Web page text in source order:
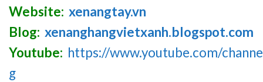
Website: xenangtay.vn
Blog: xenanghangvietxanh.blogspot.com
Youtube: https://www.youtube.com/
g